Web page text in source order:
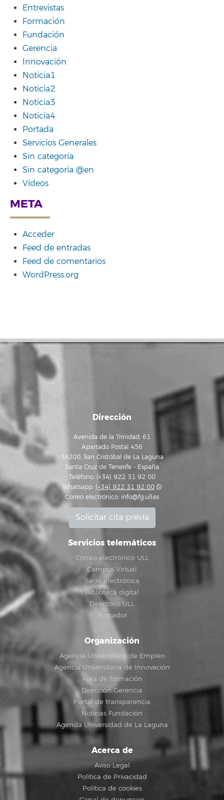
Entrevistas
Formación
Fundación
Gerencia
Innovación
Noticia1
Noticia2
Noticia3
Noticia4
Portada
Servicios Generales
Sin categoría
Sin categoría @en
Vídeos
META
Acceder
Feed de entradas
Feed de comentarios
WordPress.org
Dirección
Avenida de la Trinidad, 61
Apartado Postal 456
38200, San Cristóbal de La Laguna
Santa Cruz de Tenerife - España
Teléfono: (+34) 922 31 92 00
Whatsapp: (+34) 922 31 92 00
Correo electrónico: info@fg.ull.es
Solicitar cita previa
Servicios telemáticos
Correo electrónico ULL
Campus Virtual
Sede electrónica
Biblioteca digital
Directorio ULL
Buscador
Organización
Agencia Universitaria de Empleo
Agencia Universitaria de Innovación
Área de formación
Dirección Gerencia
Portal de transparencia
Noticias Fundación
Agenda Universidad de La Laguna
Acerca de
Aviso Legal
Política de Privacidad
Política de cookies